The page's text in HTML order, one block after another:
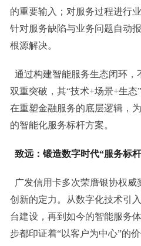
的重要输入；对服务过程进行
针对服务缺陷与业务问题自动
根源解决。
通过构建智能服务生态闭环，
双重突破，其“技术+场景+生
在重塑金融服务的底层逻辑，
的智能化服务标杆方案。
致远：锻造数字时代“服务标
广发信用卡多次荣膺银协权威
创新的定力。从数字化技术引
台建设，再到如今的智能服务
步都印证着“以客户为中心”的价